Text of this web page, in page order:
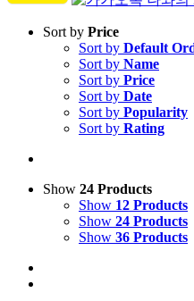
Sort by Price
Sort by Default
Sort by Name
Sort by Price
Sort by Date
Sort by Popularity
Sort by Rating
Show 24 Products
Show 12 Products
Show 24 Products
Show 36 Products